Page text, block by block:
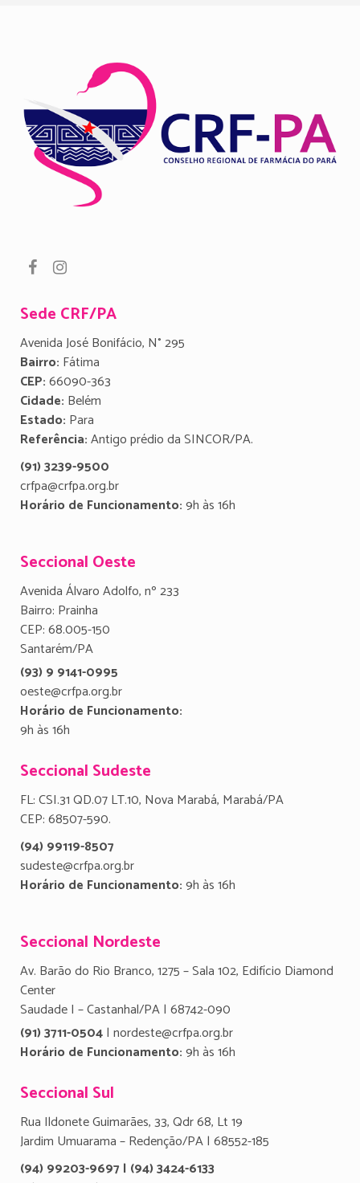
Sede CRF/PA
Avenida José Bonifácio, N° 295
Bairro: Fátima
CEP:66090-363
Cidade: Belém
Estado: Para
Referência:Antigo prédio da SINCOR/PA.
(91) 3239-9500
crfpa@crfpa.org.br
Horário de Funcionamento:9h às 16h
Seccional Oeste
Avenida Álvaro Adolfo, nº 233
Bairro: Prainha
CEP: 68.005-150
Santarém/PA
(93) 9 9141-0995
oeste@crfpa.org.br
Horário de Funcionamento:
9h às 16h
Seccional Sudeste
FL: CSI.31 QD.07 LT.10, Nova Marabá, Marabá/PA
CEP: 68507-590.
(94) 99119-8507
sudeste@crfpa.org.br
Horário de Funcionamento:9h às 16h
Seccional Nordeste
Av. Barão do Rio Branco, 1275 – Sala 102, Edifício Diamond
Center
Saudade I – Castanhal/PA | 68742-090
(91) 3711-0504| nordeste@crfpa.org.br
Horário de Funcionamento:9h às 16h
Seccional Sul
Rua Ildonete Guimarães, 33, Qdr 68, Lt 19
Jardim Umuarama – Redenção/PA | 68552-185
(94) 99203-9697 | (94) 3424-6133